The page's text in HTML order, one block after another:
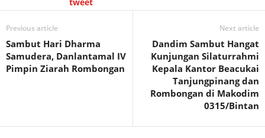
tweet
Previous article
Sambut Hari Dharma
Samudera, Danlantamal IV
Pimpin Ziarah Rombongan
Next article
Dandim Sambut Hangat
Kunjungan Silaturrahmi
Kepala Kantor Beacukai
Tanjungpinang dan
Rombongan di Makodim
0315/Bintan